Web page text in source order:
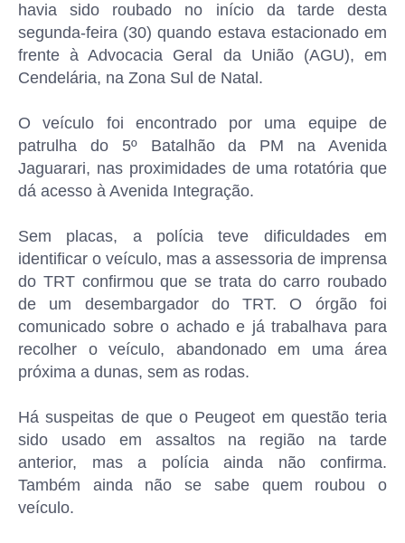
havia sido roubado no início da tarde desta
segunda-feira (30) quando estava estacionado em
frente à Advocacia Geral da União (AGU), em
Cendelária, na Zona Sul de Natal.
O veículo foi encontrado por uma equipe de
patrulha do 5º Batalhão da PM na Avenida
Jaguarari, nas proximidades de uma rotatória que
dá acesso à Avenida Integração.
Sem placas, a polícia teve dificuldades em
identificar o veículo, mas a assessoria de imprensa
do TRT confirmou que se trata do carro roubado
de um desembargador do TRT. O órgão foi
comunicado sobre o achado e já trabalhava para
recolher o veículo, abandonado em uma área
próxima a dunas, sem as rodas.
Há suspeitas de que o Peugeot em questão teria
sido usado em assaltos na região na tarde
anterior, mas a polícia ainda não confirma.
Também ainda não se sabe quem roubou o
veículo.